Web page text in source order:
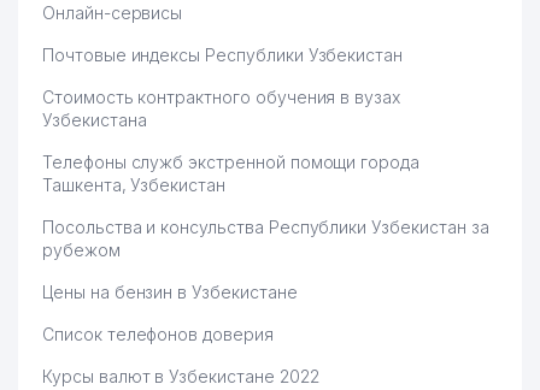
Онлайн-сервисы
Почтовые индексы Республики Узбекистан
Стоимость контрактного обучения в вузах
Узбекистана
Телефоны служб экстренной помощи города
Ташкента, Узбекистан
Посольства и консульства Республики Узбекистан за
рубежом
Цены на бензин в Узбекистане
Список телефонов доверия
Курсы валют в Узбекистане 2022